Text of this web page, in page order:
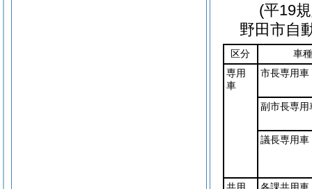
(平19
野田市自
区分
車種
専用
車
市長専用車
副市長専用
議長専用車